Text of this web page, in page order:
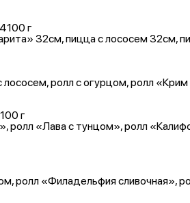
4100 г
32см, пицца с лососем 32см,
лососем, ролл с огурцом, ролл «Крим
г
ролл «Лава с тунцом», ролл
ролл «Филадельфия сливочная»,